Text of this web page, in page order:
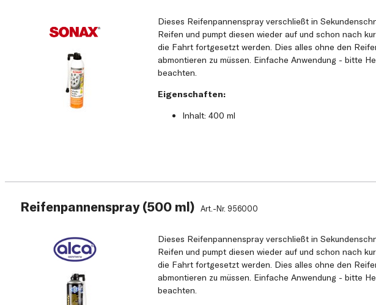
Dieses Reifenpannenspray verschließt in
Reifen und pumpt diesen wieder auf und schon nach
die Fahrt fortgesetzt werden. Dies alles ohne den
abmontieren zu müssen. Einfache Anwendung - bitte
beachten.
Eigenschaften:
Inhalt: 400 ml
Reifenpannenspray (500 ml) Art.-Nr. 956000
Dieses Reifenpannenspray verschließt in
Reifen und pumpt diesen wieder auf und schon nach
die Fahrt fortgesetzt werden. Dies alles ohne den
abmontieren zu müssen. Einfache Anwendung - bitte
beachten.